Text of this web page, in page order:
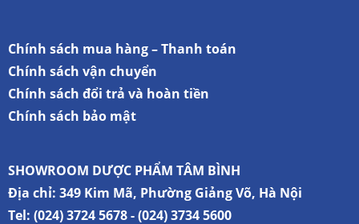
SHOWROOM DƯỢC PHẨM TÂM BÌNH
Địa chỉ: 349 Kim Mã, Phường Giảng Võ, Hà Nội
Tel: (024) 3724 5678-(024) 3734 5600
Chính sách mua hàng – Thanh toán
Chính sách vận chuyển
Chính sách đổi trả và hoàn tiền
Chính sách bảo mật